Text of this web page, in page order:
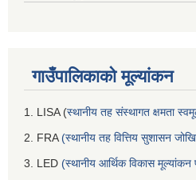
गाउँपालिकाको मूल्यांकन
1. LISA (स्थानीय तह संस्थागत क्षमता
2. FRA (स्थानीय तह वित्तिय सुशासन
3. LED (स्थानीय आर्थिक विकास मूल्यांकन